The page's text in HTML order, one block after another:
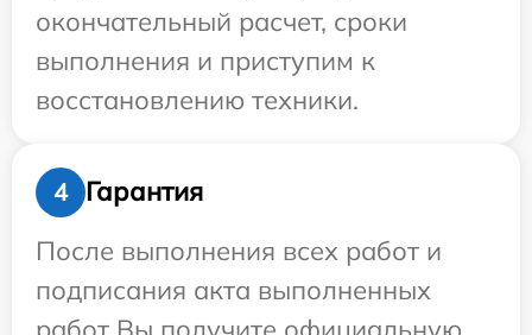
окончательный расчет, сроки
выполнения и приступим к
восстановлению техники.
4
Гарантия
После выполнения всех работ и
подписания акта выполненных